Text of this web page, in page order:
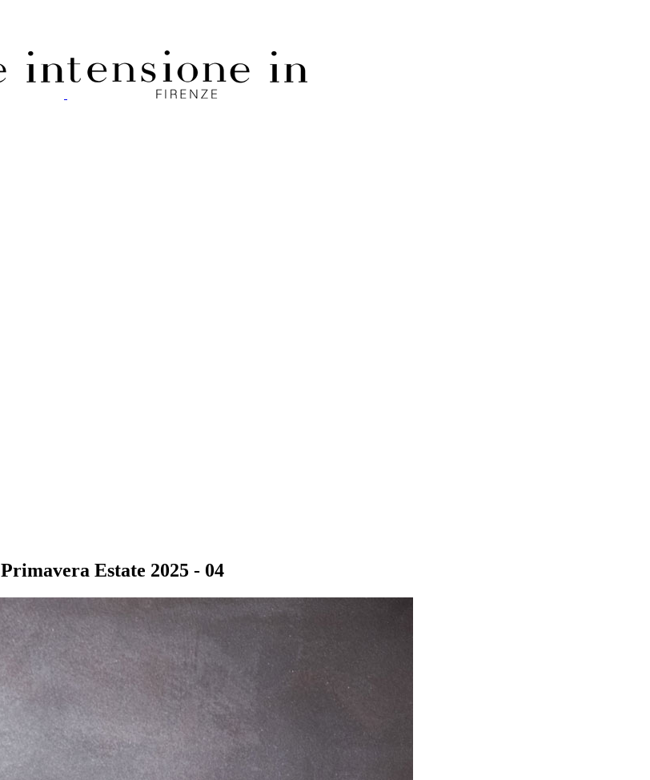
Primavera Estate 2025 - 04